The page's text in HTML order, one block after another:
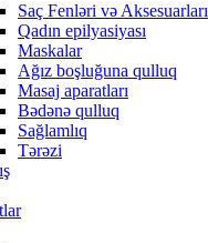
Saç Fenləri və Aksesuarları
Qadın epilyasiyası
Maskalar
Ağız boşluğuna qulluq
Masaj aparatları
Bədənə qulluq
Sağlamlıq
Tərəzi